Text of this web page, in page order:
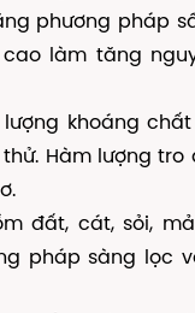
phương pháp
làm tăng
khoáng
Hàm lượng tro
đất, cát, sỏi,
pháp sàng lọc